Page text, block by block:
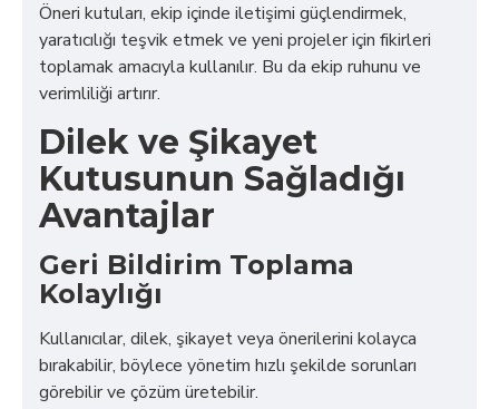
Öneri kutuları, ekip içinde iletişimi güçlendirmek,
yaratıcılığı teşvik etmek ve yeni projeler için fikirleri
toplamak amacıyla kullanılır. Bu da ekip ruhunu ve
verimliliği artırır.
Dilek ve Şikayet
Kutusunun Sağladığı
Avantajlar
Geri Bildirim Toplama
Kolaylığı
Kullanıcılar, dilek, şikayet veya önerilerini kolayca
bırakabilir, böylece yönetim hızlı şekilde sorunları
görebilir ve çözüm üretebilir.